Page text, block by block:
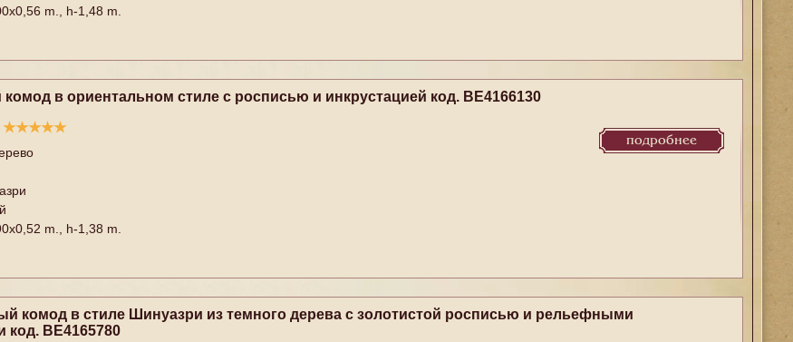
m., h-1,48 m.
в ориентальном стиле с росписью и инкрустацией код. BE4166130
★★★★★
m., h-1,38 m.
подробнее
комод в стиле Шинуазри из темного дерева с золотистой росписью и рельефными
код. BE4165780